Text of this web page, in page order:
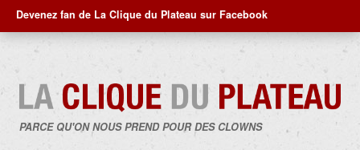
Devenez fan de La Clique du Plateau sur Facebook
PARCE QU'ON NOUS PREND POUR DES CLOWNS